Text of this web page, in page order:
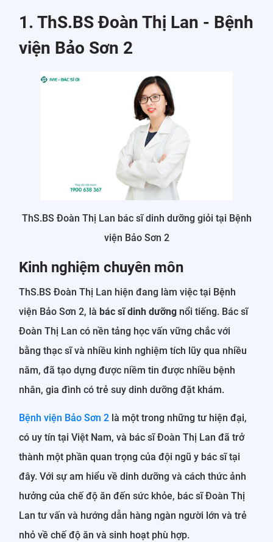
1. ThS.BS Đoàn Thị Lan - Bệnh
viện Bảo Sơn 2
ThS.BS Đoàn Thị Lan bác sĩ dinh dưỡng giỏi tại Bệnh
viện Bảo Sơn 2
Kinh nghiệm chuyên môn
ThS.BS Đoàn Thị Lan hiện đang làm việc tại Bệnh
viện Bảo Sơn 2, là bác sĩ dinh dưỡng nổi tiếng. Bác sĩ
Đoàn Thị Lan có nền tảng học vấn vững chắc với
bằng thạc sĩ và nhiều kinh nghiệm tích lũy qua nhiều
năm, đã tạo dựng được niềm tin được nhiều bệnh
nhân, gia đình có trẻ suy dinh dưỡng đặt khám.
Bệnh viện Bảo Sơn 2 là một trong những tư hiện đại,
có uy tín tại Việt Nam, và bác sĩ Đoàn Thị Lan đã trở
thành một phần quan trọng của đội ngũ y bác sĩ tại
đây. Với sự am hiểu về dinh dưỡng và cách thức ảnh
hưởng của chế độ ăn đến sức khỏe, bác sĩ Đoàn Thị
Lan tư vấn và hướng dẫn hàng ngàn người lớn và trẻ
nhỏ về chế độ ăn và sinh hoạt phù hợp.